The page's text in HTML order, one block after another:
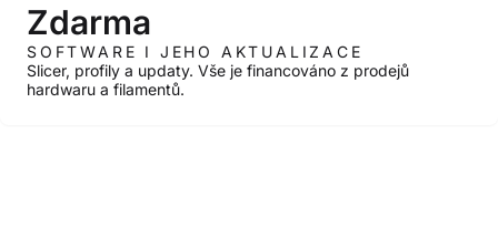
Zdarma
SOFTWARE I JEHO AKTUALIZACE
Slicer, profily a updaty. Vše je financováno z prodejů
hardwaru a filamentů.